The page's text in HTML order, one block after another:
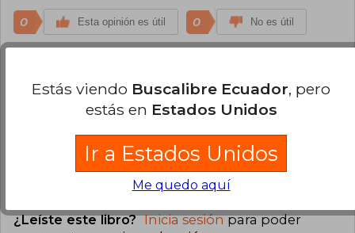
0 Esta opinión es útil 0 No es útil
Compra Verificada
Llego en muy buen estado y bien protegido
Esta opinión es útil 0 No es útil
Cargar más opiniones del libro
¿Leíste este libro? Inicia sesiónpara poder
Estás viendo Buscalibre Ecuador, pero
estás en Estados Unidos
Ir a Estados Unidos
Me quedo aquí